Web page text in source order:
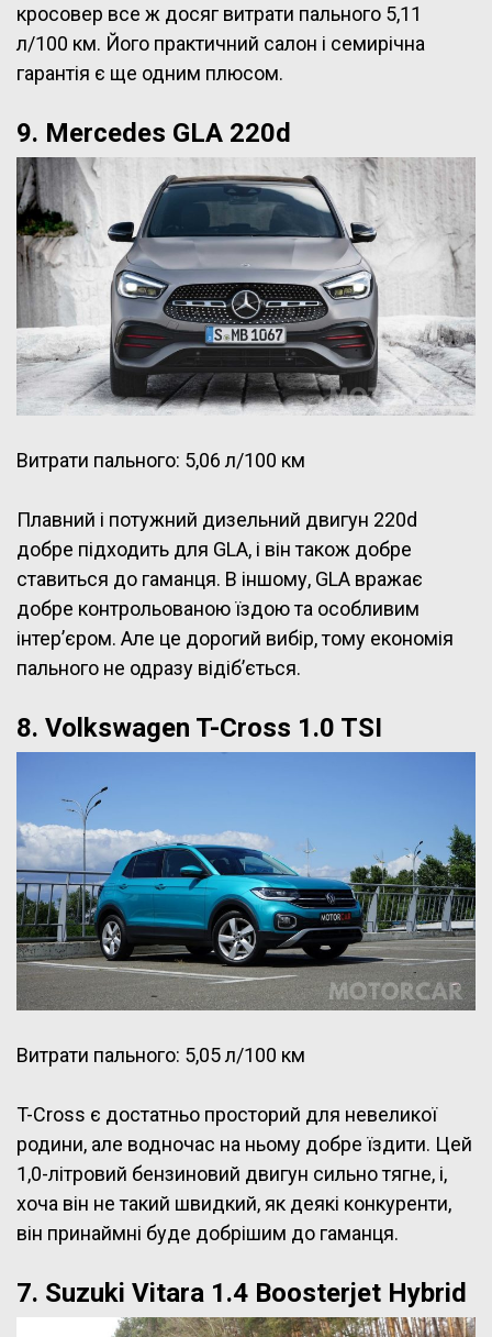
кросовер все ж досяг витрати пального 5,11
л/100 км. Його практичний салон і семирічна
гарантія є ще одним плюсом.
9. Mercedes GLA 220d
Витрати пального: 5,06 л/100 км
Плавний і потужний дизельний двигун 220d
добре підходить для GLA, і він також добре
ставиться до гаманця. В іншому, GLA вражає
добре контрольованою їздою та особливим
інтер’єром. Але це дорогий вибір, тому економія
пального не одразу відіб’ється.
8. Volkswagen T-Cross 1.0 TSI
Витрати пального: 5,05 л/100 км
T-Cross є достатньо просторий для невеликої
родини, але водночас на ньому добре їздити. Цей
1,0-літровий бензиновий двигун сильно тягне, і,
хоча він не такий швидкий, як деякі конкуренти,
він принаймні буде добрішим до гаманця.
7. Suzuki Vitara 1.4 Boosterjet Hybrid